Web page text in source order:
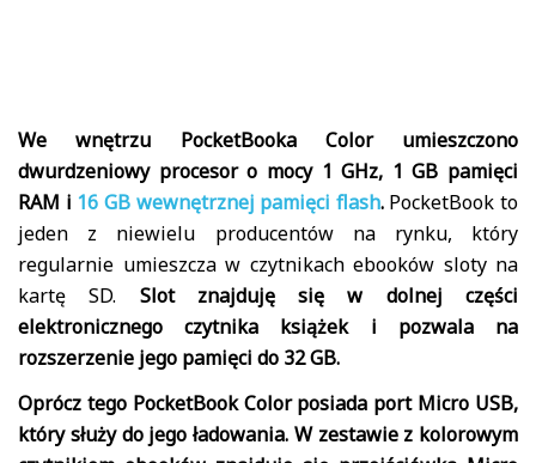
We wnętrzu PocketBooka Color umieszczono
dwurdzeniowy procesor o mocy 1 GHz, 1 GB pamięci
RAM i 16 GB wewnętrznej pamięci flash.PocketBook to
jeden z niewielu producentów na rynku, który
regularnie umieszcza w czytnikach ebooków sloty na
kartę SD. Slot znajduję się w dolnej części
elektronicznego czytnika książek i pozwala na
rozszerzenie jego pamięci do 32 GB.
Oprócz tego PocketBook Color posiada port Micro USB,
który służy do jego ładowania. W zestawie z kolorowym